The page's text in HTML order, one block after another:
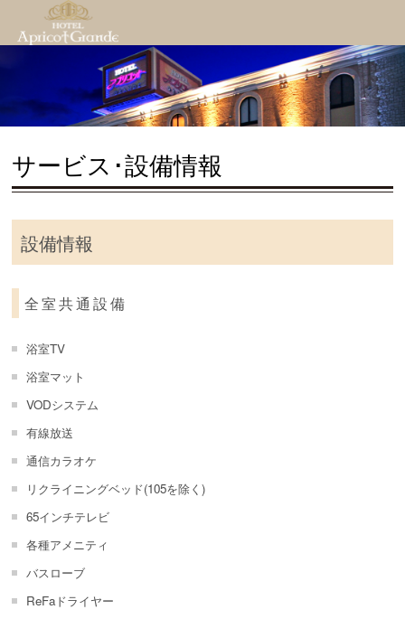
サービス･設備情報
設備情報
全室共通設備
浴室TV
浴室マット
VODシステム
有線放送
通信カラオケ
リクライニングベッド(105を除く)
65インチテレビ
各種アメニティ
バスローブ
ReFaドライヤー